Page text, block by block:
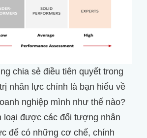
chia sẻ điều tiên quyết trong
nhân lực chính là bạn hiểu về
nghiệp mình như thế nào?
loại được các đối tượng nhân
để có những cơ chế, chính